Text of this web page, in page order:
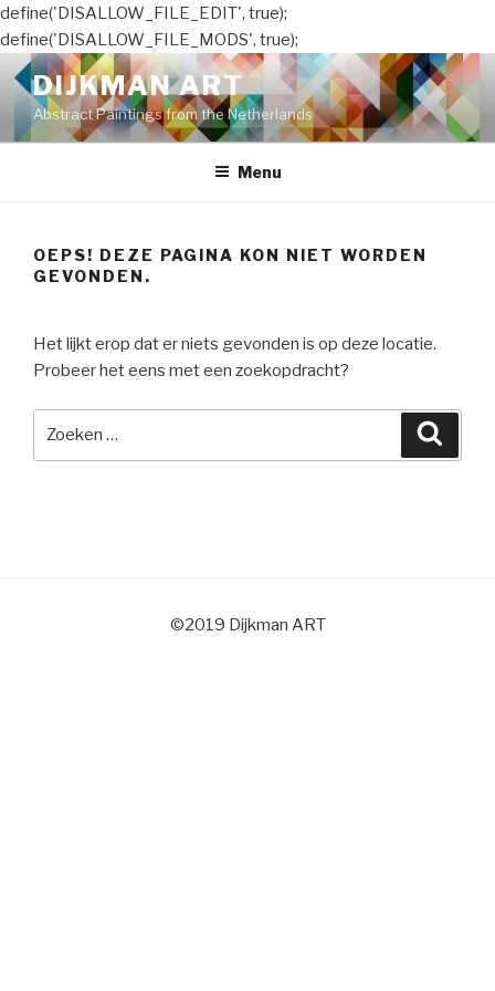
define('DISALLOW_FILE_EDIT', true);
define('DISALLOW_FILE_MODS', true);
Naar
de
inhoud
springen
DIJKMAN ART
Abstract Paintings from the Netherlands
Menu
OEPS! DEZE PAGINA KON NIET WORDEN
GEVONDEN.
Het lijkt erop dat er niets gevonden is op deze locatie.
Probeer het eens met een zoekopdracht?
©2019 Dijkman ART